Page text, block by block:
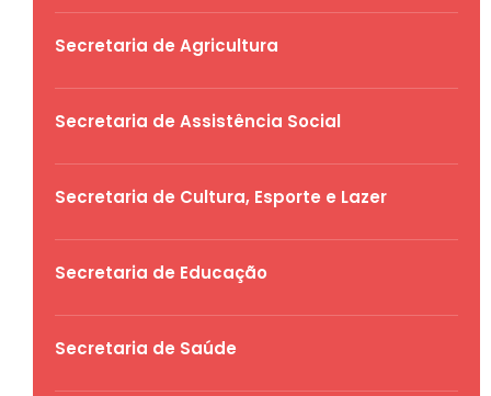
Secretaria de Agricultura
Secretaria de Assistência Social
Secretaria de Cultura, Esporte e Lazer
Secretaria de Educação
Secretaria de Saúde